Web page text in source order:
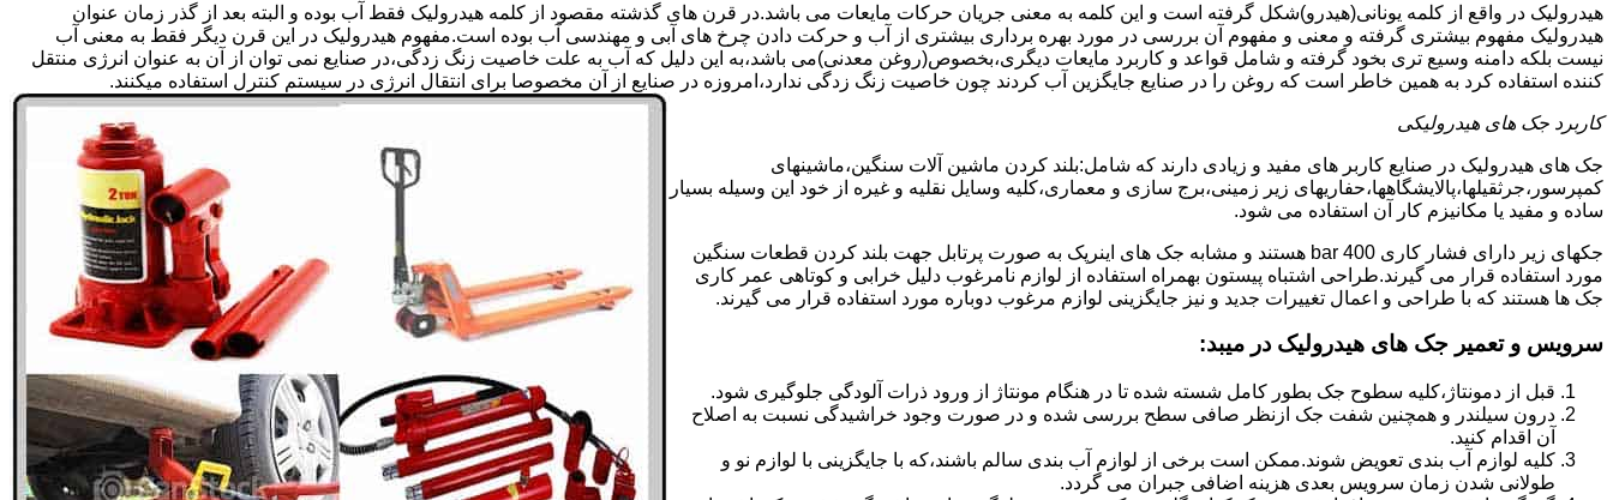
هیدرولیک در واقع از کلمه یونانی(هیدرو)شکل گرفته است و این کلمه به معنی جریان حرکات مایعات می باشد.در قرن های گذشته مقصود از کلمه هیدرولیک فقط آب بوده و البته بعد از گذر زمان عنوان
هیدرولیک مفهوم بیشتری گرفته و معنی و مفهوم آن بررسی در مورد بهره برداری بیشتری از آب و حرکت دادن چرخ های آبی و مهندسی آب بوده است.مفهوم هیدرولیک در این قرن دیگر فقط به معنی آب
نیست بلکه دامنه وسیع تری بخود گرفته و شامل قواعد و کاربرد مایعات دیگری،بخصوص(روغن معدنی)می باشد،به این دلیل که آب به علت خاصیت زنگ زدگی،در صنایع نمی توان از آن به عنوان انرژی منتقل
کننده استفاده کرد به همین خاطر است که روغن را در صنایع جایگزین آب کردند چون خاصیت زنگ زدگی ندارد،امروزه در صنایع از آن مخصوصا برای انتقال انرژی در سیستم کنترل استفاده میکنند.
کاربرد جک های هیدرولیکی
جک های هیدرولیک در صنایع کاربر های مفید و زیادی دارند که شامل:بلند کردن ماشین آلات سنگین،ماشینهای
کمپرسور،جرثقیلها،پالایشگاهها،حفاریهای زیر زمینی،برج سازی و معماری،کلیه وسایل نقلیه و غیره از خود این وسیله بسیار
ساده و مفید یا مکانیزم کار آن استفاده می شود.
جکهای زیر دارای فشار کاری 400 bar هستند و مشابه جک های اینرپک به صورت پرتابل جهت بلند کردن قطعات سنگین
مورد استفاده قرار می گیرند.طراحی اشتباه پیستون بهمراه استفاده از لوازم نامرغوب دلیل خرابی و کوتاهی عمر کاری
جک ها هستند که با طراحی و اعمال تغییرات جدید و نیز جایگزینی لوازم مرغوب دوباره مورد استفاده قرار می گیرند.
سرویس و تعمیر جک های هیدرولیک در میبد:
قبل از دمونتاژ،کلیه سطوح جک بطور کامل شسته شده تا در هنگام مونتاژ از ورود ذرات آلودگی جلوگیری شود.
درون سیلندر و همچنین شفت جک ازنظر صافی سطح بررسی شده و در صورت وجود خراشیدگی نسبت به اصلاح
آن اقدام کنید.
کلیه لوازم آب بندی تعویض شوند.ممکن است برخی از لوازم آب بندی سالم باشند،که با جایگزینی با لوازم نو و
طولانی شدن زمان سرویس بعدی هزینه اضافی جبران می گردد.